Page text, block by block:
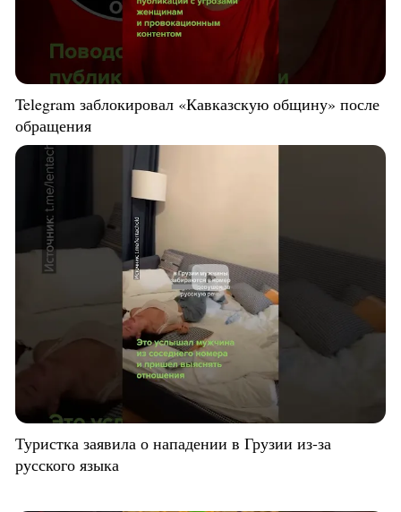
Telegram заблокировал «Кавказскую общину» после
обращения
Туристка заявила о нападении в Грузии из-за
русского языка